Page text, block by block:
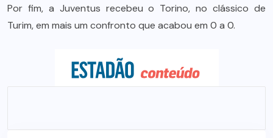
Por fim, a Juventus recebeu o Torino, no clássico de
Turim, em mais um confronto que acabou em 0 a 0.